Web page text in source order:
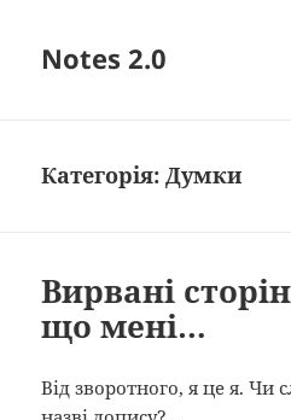
Notes 2.0
Категорія:Думки
Вирвані
що мені…
Від зворотного, я це я. Чи